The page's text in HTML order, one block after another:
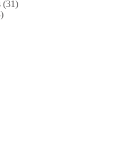
(31)